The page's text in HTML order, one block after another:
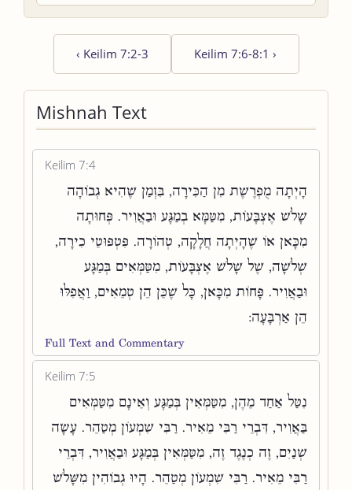
‹ Keilim 7:2-3 Keilim 7:6-8:1 ›
Mishnah Text
Keilim 7:4
הָיְתָה מֻפְרֶשֶׁת מִן הַכִּירָה, בִּזְמַן שֶׁהִיא גְבוֹהָה
שָׁלֹשׁ אֶצְבָּעוֹת, מִטַּמָּא בְמַגָּע וּבַאֲוִיר. פְּחוּתָה
מִכָּאן אוֹ שֶׁהָיְתָה חֲלָקָה, טְהוֹרָה. פִּטְפּוּטֵי כִירָה,
שְׁלֹשָׁה, שֶׁל שָׁלֹשׁ אֶצְבָּעוֹת, מִטַּמְּאִים בְּמַגָּע
וּבַאֲוִיר. פָּחוֹת מִכָּאן, כָּל שֶׁכֵּן הֵן טְמֵאִים, וַאֲפִלּוּ
הֵן אַרְבָּעָה:
Full Text and Commentary
Keilim 7:5
נִטַּל אַחַד מֵהֶן, מִטַּמְּאִין בְּמַגָּע וְאֵינָם מִטַּמְּאִים
בַּאֲוִיר, דִּבְרֵי רַבִּי מֵאִיר. רַבִּי שִׁמְעוֹן מְטַהֵר. עָשָׂה
שְׁנַיִם, זֶה כְנֶגֶד זֶה, מִטַּמְּאִין בְּמַגָּע וּבַאֲוִיר, דִּבְרֵי
רַבִּי מֵאִיר. רַבִּי שִׁמְעוֹן מְטַהֵר. הָיוּ גְבוֹהִין מִשָּׁלֹשׁ